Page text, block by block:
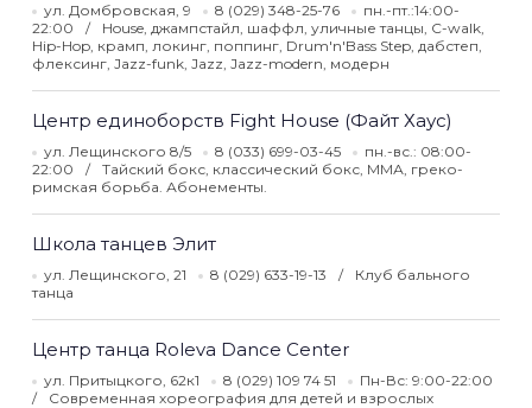
ул. Домбровская, 9 8 (029) 348-25-76
пн.-пт.:14:00-
22:00
House, джампстайл, шаффл, уличные танцы, C-walk,
Hip-Hop, крамп, локинг, поппинг, Drum'n'Bass Step, дабстеп,
флексинг, Jazz-funk, Jazz, Jazz-modern, модерн
Центр единоборств Fight House (Файт Хаус)
ул. Лещинского 8/5 8 (033) 699-03-45
пн.-вс.: 08:00-
22:00
Тайский бокс, классический бокс, ММА, греко-
римская борьба. Абонементы.
Школа танцев Элит
ул. Лещинского, 21 8 (029) 633-19-13
Клуб бального
танца
Центр танца Roleva Dance Center
ул. Притыцкого, 62к1 8 (029) 109 74 51
Пн-Вс: 9:00-22:00
Современная хореография для детей и взрослых